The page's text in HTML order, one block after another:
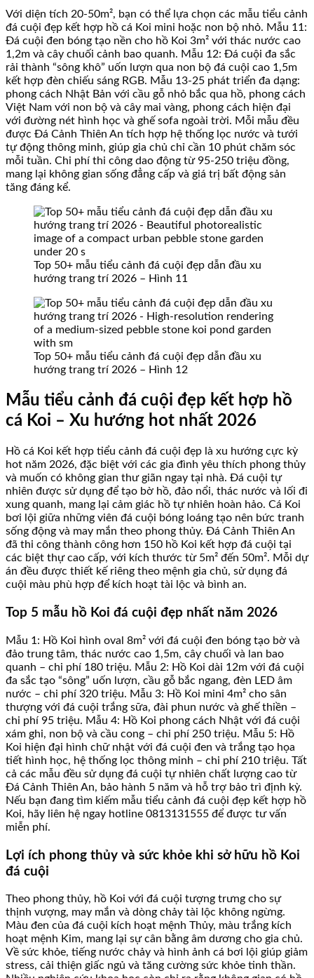
Với diện tích 20-50m², bạn có thể lựa chọn các mẫu tiểu cảnh
đá cuội đẹp kết hợp hồ cá Koi mini hoặc non bộ nhỏ. Mẫu 11:
Đá cuội đen bóng tạo nền cho hồ Koi 3m² với thác nước cao
1,2m và cây chuối cảnh bao quanh. Mẫu 12: Đá cuội đa sắc
rải thành “sông khô” uốn lượn qua non bộ đá cuội cao 1,5m
kết hợp đèn chiếu sáng RGB. Mẫu 13-25 phát triển đa dạng:
phong cách Nhật Bản với cầu gỗ nhỏ bắc qua hồ, phong cách
Việt Nam với non bộ và cây mai vàng, phong cách hiện đại
với đường nét hình học và ghế sofa ngoài trời. Mỗi mẫu đều
được Đá Cảnh Thiên An tích hợp hệ thống lọc nước và tưới
tự động thông minh, giúp gia chủ chỉ cần 10 phút chăm sóc
mỗi tuần. Chi phí thi công dao động từ 95-250 triệu đồng,
mang lại không gian sống đẳng cấp và giá trị bất động sản
tăng đáng kể.
Top 50+ mẫu tiểu cảnh đá cuội đẹp dẫn đầu xu
hướng trang trí 2026 – Hình 11
Top 50+ mẫu tiểu cảnh đá cuội đẹp dẫn đầu xu
hướng trang trí 2026 – Hình 12
Mẫu tiểu cảnh đá cuội đẹp kết hợp hồ
cá Koi – Xu hướng hot nhất 2026
Hồ cá Koi kết hợp tiểu cảnh đá cuội đẹp là xu hướng cực kỳ
hot năm 2026, đặc biệt với các gia đình yêu thích phong thủy
và muốn có không gian thư giãn ngay tại nhà. Đá cuội tự
nhiên được sử dụng để tạo bờ hồ, đảo nổi, thác nước và lối đi
xung quanh, mang lại cảm giác hồ tự nhiên hoàn hảo. Cá Koi
bơi lội giữa những viên đá cuội bóng loáng tạo nên bức tranh
sống động và may mắn theo phong thủy. Đá Cảnh Thiên An
đã thi công thành công hơn 150 hồ Koi kết hợp đá cuội tại
các biệt thự cao cấp, với kích thước từ 5m² đến 50m². Mỗi dự
án đều được thiết kế riêng theo mệnh gia chủ, sử dụng đá
cuội màu phù hợp để kích hoạt tài lộc và bình an.
Top 5 mẫu hồ Koi đá cuội đẹp nhất năm 2026
Mẫu 1: Hồ Koi hình oval 8m² với đá cuội đen bóng tạo bờ và
đảo trung tâm, thác nước cao 1,5m, cây chuối và lan bao
quanh – chi phí 180 triệu. Mẫu 2: Hồ Koi dài 12m với đá cuội
đa sắc tạo “sông” uốn lượn, cầu gỗ bắc ngang, đèn LED âm
nước – chi phí 320 triệu. Mẫu 3: Hồ Koi mini 4m² cho sân
thượng với đá cuội trắng sữa, đài phun nước và ghế thiền –
chi phí 95 triệu. Mẫu 4: Hồ Koi phong cách Nhật với đá cuội
xám ghi, non bộ và cầu cong – chi phí 250 triệu. Mẫu 5: Hồ
Koi hiện đại hình chữ nhật với đá cuội đen và trắng tạo họa
tiết hình học, hệ thống lọc thông minh – chi phí 210 triệu. Tất
cả các mẫu đều sử dụng đá cuội tự nhiên chất lượng cao từ
Đá Cảnh Thiên An, bảo hành 5 năm và hỗ trợ bảo trì định kỳ.
Nếu bạn đang tìm kiếm mẫu tiểu cảnh đá cuội đẹp kết hợp hồ
Koi, hãy liên hệ ngay hotline 0813131555 để được tư vấn
miễn phí.
Lợi ích phong thủy và sức khỏe khi sở hữu hồ Koi
đá cuội
Theo phong thủy, hồ Koi với đá cuội tượng trưng cho sự
thịnh vượng, may mắn và dòng chảy tài lộc không ngừng.
Màu đen của đá cuội kích hoạt mệnh Thủy, màu trắng kích
hoạt mệnh Kim, mang lại sự cân bằng âm dương cho gia chủ.
Về sức khỏe, tiếng nước chảy và hình ảnh cá bơi lội giúp giảm
stress, cải thiện giấc ngủ và tăng cường sức khỏe tinh thần.